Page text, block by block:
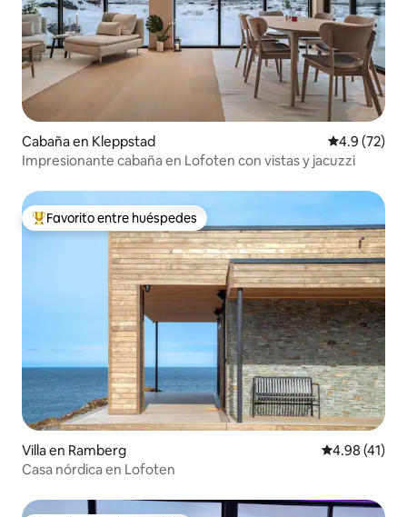
Cabaña en Kleppstad Calificación
4.9 (72)
Impresionante cabaña en Lofoten con vistas y jacuzzi
Favorito entre huéspedes preferido
Favorito entre huéspedes
Villa en Ramberg Calificación
4.98 (41)
Casa nórdica en Lofoten